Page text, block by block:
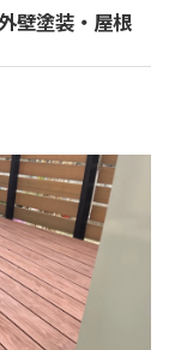
壁塗装・屋根